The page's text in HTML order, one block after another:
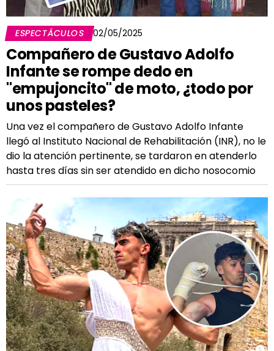
ESPECTÁCULOS 02/05/2025
Compañero de Gustavo Adolfo
Infante se rompe dedo en
"empujoncito" de moto, ¿todo por
unos pasteles?
Una vez el compañero de Gustavo Adolfo Infante
llegó al Instituto Nacional de Rehabilitación (INR), no le
dio la atención pertinente, se tardaron en atenderlo
hasta tres días sin ser atendido en dicho nosocomio